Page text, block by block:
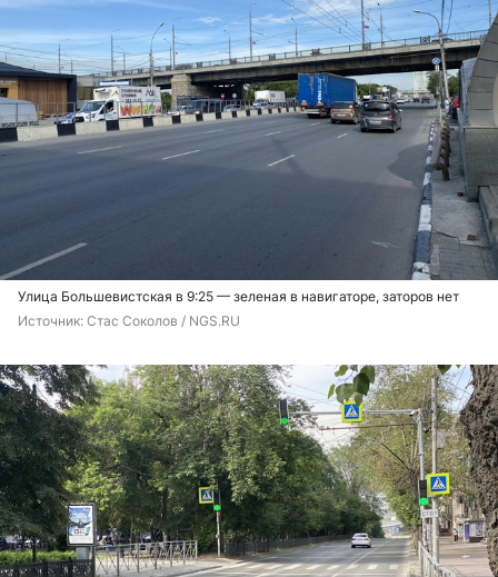
Улица Большевистская в 9:25 — зеленая в навигаторе, заторов нет
Источник: Стас Соколов / NGS.RU